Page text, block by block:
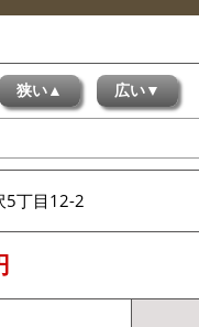
狭い▲ 広い▼
5丁目12-2